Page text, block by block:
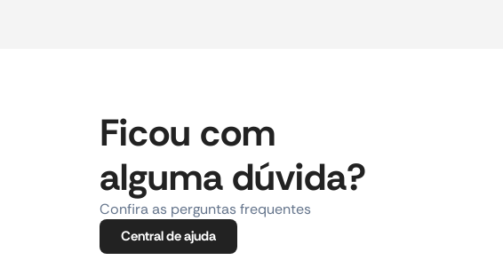
Ficou com
alguma dúvida?
Confira as perguntas frequentes
Central de ajuda